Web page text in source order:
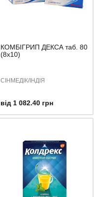
КОМБІГРИП ДЕКСА таб. 80
(8х10)
СІНМЕДІК/ІНДІЯ
від 1 082.40 грн